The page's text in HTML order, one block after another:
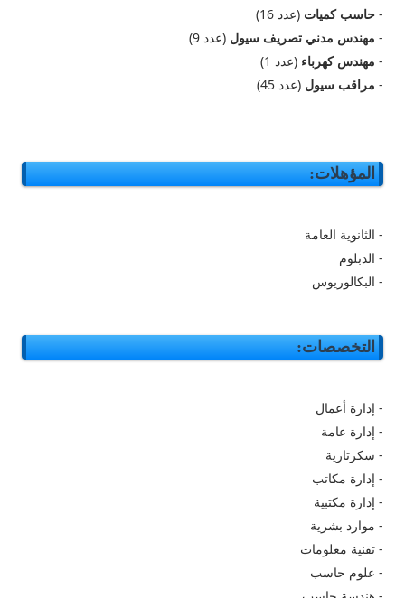
-حاسب كميات (عدد 16)
- مهندس مدني تصريف سيول (عدد 9)
- مهندس كهرباء (عدد 1)
- مراقب سيول (عدد 45)
المؤهلات:
- الثانوية العامة
- الدبلوم
- البكالوريوس
التخصصات:
- إدارة أعمال
- إدارة عامة
- سكرتارية
- إدارة مكاتب
- إدارة مكتبية
- موارد بشرية
- تقنية معلومات
- علوم حاسب